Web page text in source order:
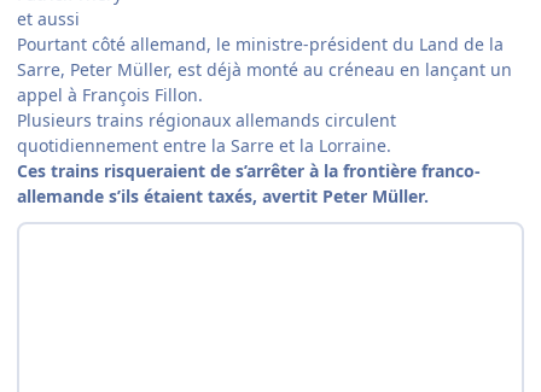
et aussi
Pourtant côté allemand, le ministre-président du Land de la
Sarre, Peter Müller, est déjà monté au créneau en lançant un
appel à François Fillon.
Plusieurs trains régionaux allemands circulent
quotidiennement entre la Sarre et la Lorraine.
Ces trains risqueraient de s’arrêter à la frontière franco-
allemande s’ils étaient taxés, avertit Peter Müller.